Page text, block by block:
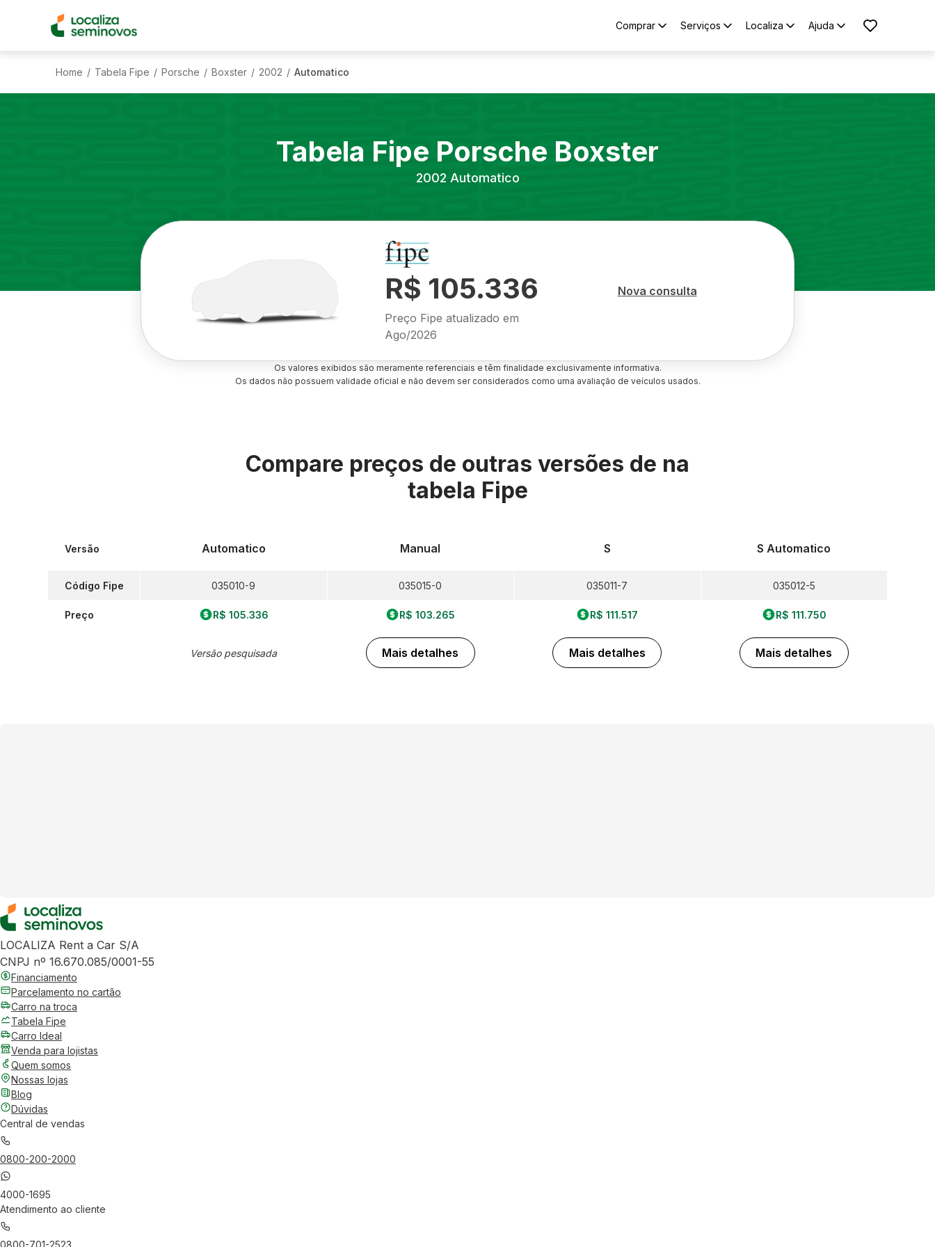
Comprar Serviços Localiza Ajuda
Home / Tabela Fipe / Porsche / Boxster / 2002 / Automatico
Tabela Fipe Porsche Boxster
2002 Automatico
R$ 105.336
Preço Fipe atualizado em
Ago/2026
Nova consulta
Os valores exibidos são meramente referenciais e têm finalidade exclusivamente informativa.
Os dados não possuem validade oficial e não devem ser considerados como uma avaliação de veículos usados.
Compare preços de outras versões de na
tabela Fipe
Versão
Código Fipe
Preço
Automatico
035010-9
R$ 105.336
Versão pesquisada
Manual
035015-0
R$ 103.265
Mais detalhes
S
035011-7
R$ 111.517
Mais detalhes
S Automatico
035012-5
R$ 111.750
Mais detalhes
LOCALIZA Rent a Car S/A
CNPJ nº 16.670.085/0001-55
Financiamento
Parcelamento no cartão
Carro na troca
Tabela Fipe
Carro Ideal
Venda para lojistas
Quem somos
Nossas lojas
Blog
Dúvidas
Central de vendas
0800-200-2000
4000-1695
Atendimento ao cliente
0800-701-2523